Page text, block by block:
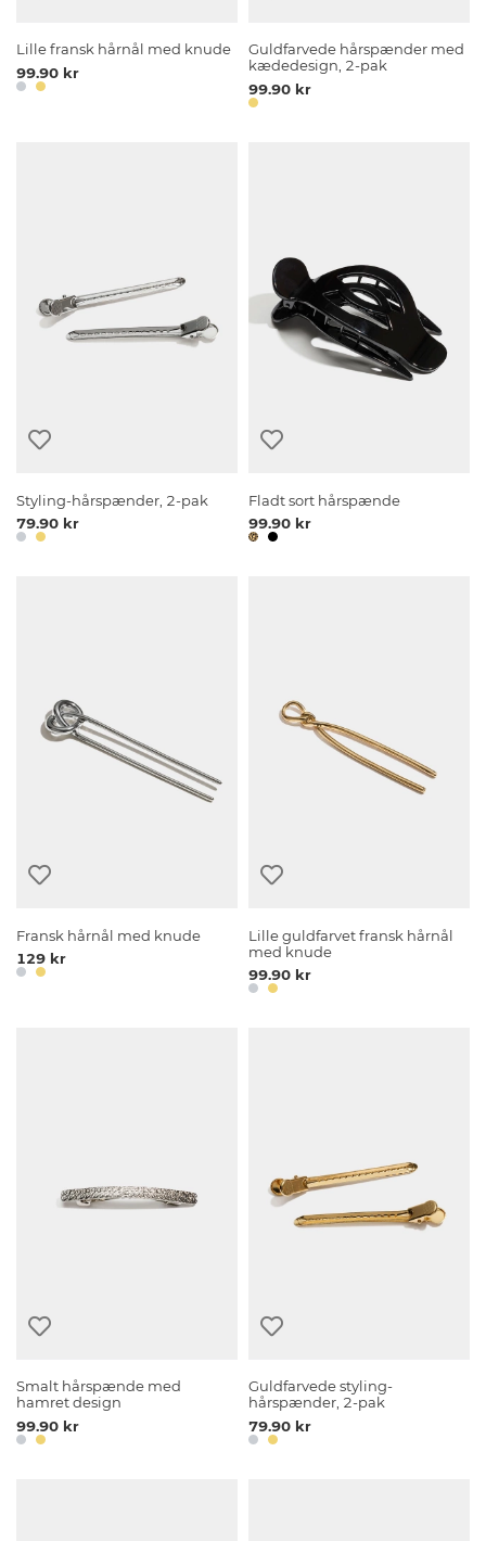
Lille fransk hårnål med knude
99.90 kr
Guldfarvede hårspænder med
kædedesign, 2-pak
99.90 kr
Styling-hårspænder, 2-pak
79.90 kr
Fladt sort hårspænde
99.90 kr
Fransk hårnål med knude
129 kr
Lille guldfarvet fransk hårnål
med knude
99.90 kr
Smalt hårspænde med
hamret design
99.90 kr
Guldfarvede styling-
hårspænder, 2-pak
79.90 kr